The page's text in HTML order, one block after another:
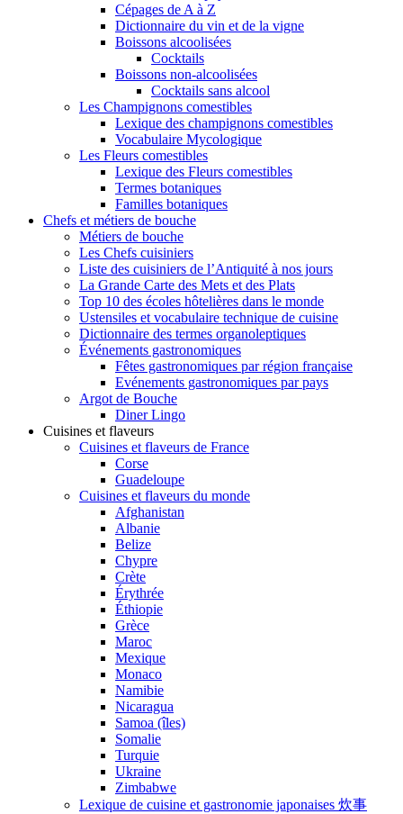
Cépages de A à Z
Dictionnaire du vin et de la vigne
Boissons alcoolisées
Cocktails
Boissons non-alcoolisées
Cocktails sans alcool
Les Champignons comestibles
Lexique des champignons comestibles
Vocabulaire Mycologique
Les Fleurs comestibles
Lexique des Fleurs comestibles
Termes botaniques
Familles botaniques
Chefs et métiers de bouche
Métiers de bouche
Les Chefs cuisiniers
Liste des cuisiniers de l’Antiquité à nos jours
La Grande Carte des Mets et des Plats
Top 10 des écoles hôtelières dans le monde
Ustensiles et vocabulaire technique de cuisine
Dictionnaire des termes organoleptiques
Événements gastronomiques
Fêtes gastronomiques par région française
Evénements gastronomiques par pays
Argot de Bouche
Diner Lingo
Cuisines et flaveurs
Cuisines et flaveurs de France
Corse
Guadeloupe
Cuisines et flaveurs du monde
Afghanistan
Albanie
Belize
Chypre
Crète
Érythrée
Éthiopie
Grèce
Maroc
Mexique
Monaco
Namibie
Nicaragua
Samoa (îles)
Somalie
Turquie
Ukraine
Zimbabwe
Lexique de cuisine et gastronomie japonaises 炊事